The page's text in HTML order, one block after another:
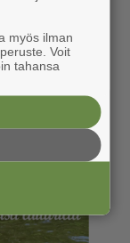
myös ilman
Voit
tahansa